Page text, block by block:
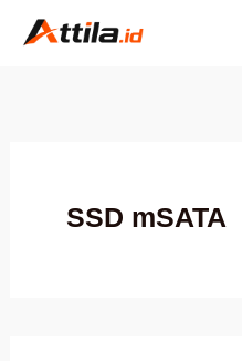
Lewati
SSD mSATA
untuk: